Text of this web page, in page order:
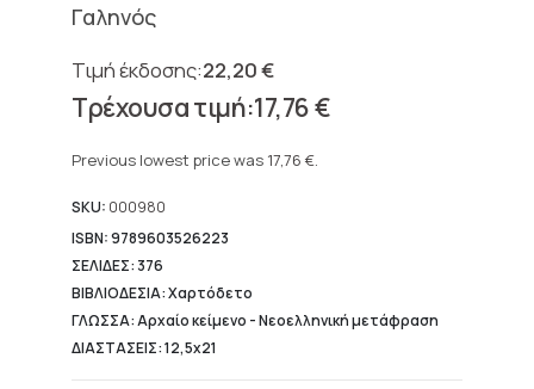
Γαληνός
22,20€
Original
price
22,20 €.
17,76€
price
17,76 €.
Previous lowest price was 17,76 €.
SKU: 000980
ISBN: 9789603526223
ΣΕΛΙΔΕΣ: 376
ΒΙΒΛΙΟΔΕΣΙΑ: Χαρτόδετο
ΓΛΩΣΣΑ: Αρχαίο κείμενο - Νεοελληνική μετάφραση
ΔΙΑΣΤΑΣΕΙΣ: 12,5x21